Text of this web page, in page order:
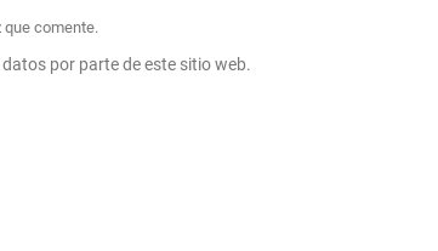
que comente.
por parte de este sitio web.